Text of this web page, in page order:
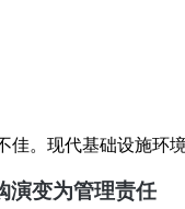
佳。现代基础设施环
演变为管理责任